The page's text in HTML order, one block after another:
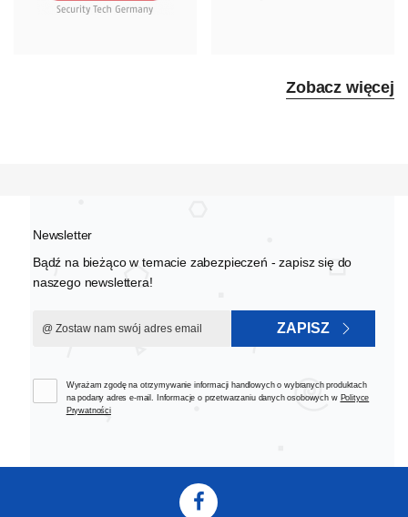
Zobacz więcej
Newsletter
Bądź na bieżąco w temacie zabezpieczeń - zapisz się do
naszego newslettera!
ZAPISZ
Wyrażam zgodę na otrzymywanie informacji handlowych o wybranych produktach
na podany adres e-mail. Informacje o przetwarzaniu danych osobowych w Polityce
Prywatności